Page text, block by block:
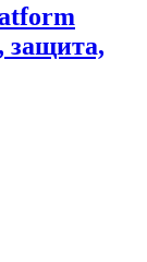
защита,